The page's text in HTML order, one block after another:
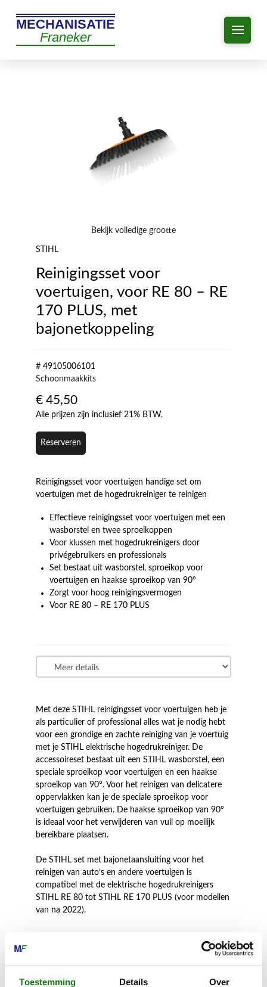
Toestemming Details Over
MECHANISATIE
Franeker
Bekijk volledige grootte
STIHL
Reinigingsset voor
voertuigen, voor RE 80 – RE
170 PLUS, met
bajonetkoppeling
# 49105006101
Schoonmaakkits
€ 45,50
Alle prijzen zijn inclusief 21% BTW.
Reserveren
Reinigingsset voor voertuigen handige set om
voertuigen met de hogedrukreiniger te reinigen
Effectieve reinigingsset voor voertuigen met een
wasborstel en twee sproeikoppen
Voor klussen met hogedrukreinigers door
privégebruikers en professionals
Set bestaat uit wasborstel, sproeikop voor
voertuigen en haakse sproeikop van 90°
Zorgt voor hoog reinigingsvermogen
Voor RE 80 – RE 170 PLUS
Met deze STIHL reinigingsset voor voertuigen heb je
als particulier of professional alles wat je nodig hebt
voor een grondige en zachte reiniging van je voertuig
met je STIHL elektrische hogedrukreiniger. De
accessoireset bestaat uit een STIHL wasborstel, een
speciale sproeikop voor voertuigen en een haakse
sproeikop van 90°. Voor het reinigen van delicatere
oppervlakken kan je de speciale sproeikop voor
voertuigen gebruiken. De haakse sproeikop van 90°
is ideaal voor het verwijderen van vuil op moeilijk
bereikbare plaatsen.
De STIHL set met bajonetaansluiting voor het
reinigen van auto’s en andere voertuigen is
compatibel met de elektrische hogedrukreinigers
STIHL RE 80 tot STIHL RE 170 PLUS (voor modellen
van na 2022).